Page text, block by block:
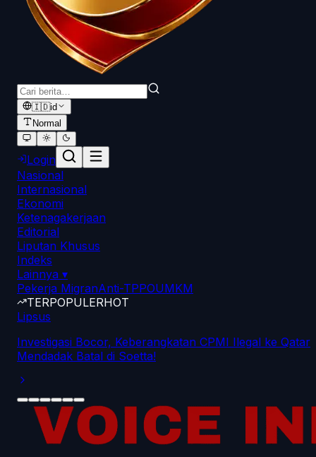
🇮🇩id
Normal
Login
Nasional
Internasional
Ekonomi
Ketenagakerjaan
Editorial
Liputan Khusus
Indeks
Lainnya ▾
Pekerja MigranAnti-TPPOUMKM
TERPOPULERHOT
Lipsus
Investigasi Bocor, Keberangkatan CPMI Ilegal ke Qatar
Mendadak Batal di Soetta!